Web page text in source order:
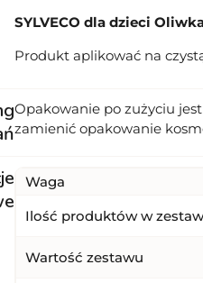
SYLVECO dla dzieci
Produkt aplikować na
Opakowanie po zużyciu
zamienić opakowanie
Waga
Ilość produktów w
Wartość zestawu